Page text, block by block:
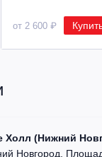
от 2 600 ₽
Холл (Нижний
Новгород, Площадь